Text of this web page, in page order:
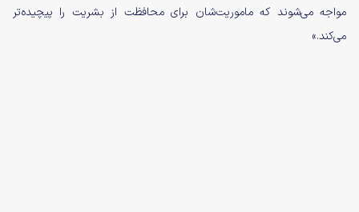
مواجه می‌شوند که ماموریت‌شان برای محافظت از بشریت را پیچیده‌تر
می‌کند.»